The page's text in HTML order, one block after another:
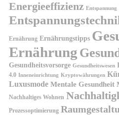
Energieeffizienz Entspannung
Ernährung Ernährungstipps
Ernährung
Gesundheitsvorsorge Gesundheitswesen
4.0 Inneneinrichtung Kryptowährungen
Luxusmode Mentale Gesundheit
Nachhaltiges Wohnen
Prozessoptimierung